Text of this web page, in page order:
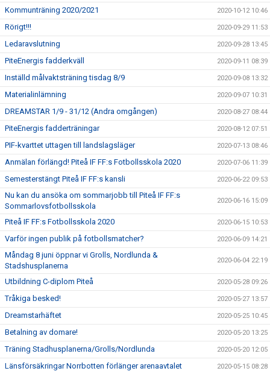
Kommunträning 2020/2021 2020-10-12 10:46
Rörigt!!! 2020-09-29 11:53
Ledaravslutning 2020-09-28 13:45
PiteEnergis fadderkväll 2020-09-11 08:39
Inställd målvaktsträning tisdag 8/9 2020-09-08 13:32
Materialinlämning 2020-09-07 10:31
DREAMSTAR 1/9 - 31/12 (Andra omgången) 2020-08-27 08:44
PiteEnergis fadderträningar 2020-08-12 07:51
PIF-kvarttet uttagen till landslagsläger 2020-07-13 08:46
Anmälan förlängd! Piteå IF FF:s Fotbollsskola 2020 2020-07-06 11:39
Semesterstängt Piteå IF FF:s kansli 2020-06-22 09:53
Nu kan du ansöka om sommarjobb till Piteå IF FF:s
Sommarlovsfotbollsskola
2020-06-16 15:09
Piteå IF FF:s Fotbollsskola 2020 2020-06-15 10:53
Varför ingen publik på fotbollsmatcher? 2020-06-09 14:21
Måndag 8 juni öppnar vi Grolls, Nordlunda &
Stadshusplanerna
2020-06-04 22:19
Utbildning C-diplom Piteå 2020-05-28 09:26
Tråkiga besked! 2020-05-27 13:57
Dreamstarhäftet 2020-05-25 10:45
Betalning av domare! 2020-05-20 13:25
Träning Stadhusplanerna/Grolls/Nordlunda 2020-05-20 12:05
Länsförsäkringar Norrbotten förlänger arenaavtalet 2020-05-15 08:28